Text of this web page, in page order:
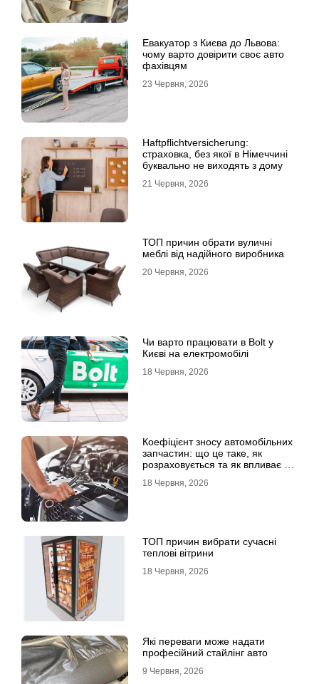
Евакуатор з Києва до Львова:
чому варто довірити своє авто
фахівцям
23 Червня, 2026
Haftpflichtversicherung:
страховка, без якої в Німеччині
буквально не виходять з дому
21 Червня, 2026
ТОП причин обрати вуличні
меблі від надійного виробника
20 Червня, 2026
Чи варто працювати в Bolt у
Києві на електромобілі
18 Червня, 2026
Коефіцієнт зносу автомобільних
запчастин: що це таке, як
розраховується та як впливає на
18 Червня, 2026
ТОП причин вибрати сучасні
теплові вітрини
18 Червня, 2026
Які переваги може надати
професійний стайлінг авто
9 Червня, 2026